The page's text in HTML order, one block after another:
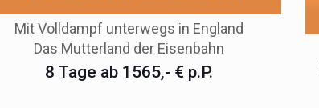
Mit Volldampf unterwegs in England
Das Mutterland der Eisenbahn
8 Tage ab 1565,- € p.P.